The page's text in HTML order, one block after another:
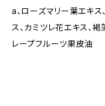
a、ローズマリー葉エキス
ス、カミツレ花エキス、
レープフルーツ果皮油